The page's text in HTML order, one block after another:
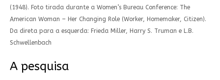
(1948). Foto tirada durante a Women’s Bureau Conference: The
American Woman – Her Changing Role (Worker, Homemaker, Citizen).
Da direta para a esquerda: Frieda Miller, Harry S. Truman e L.B.
Schwellenbach
A pesquisa